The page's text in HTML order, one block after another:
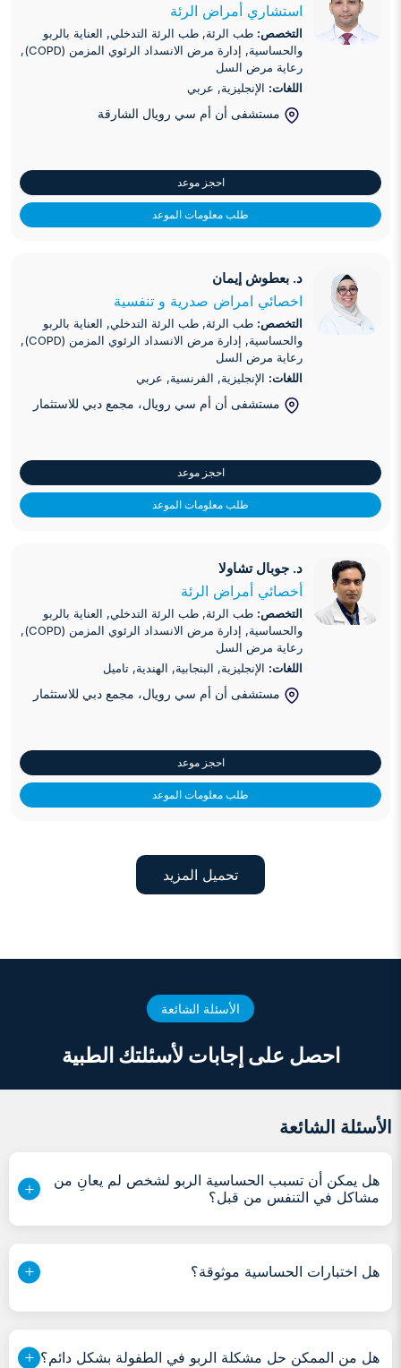
استشاري أمراض الرئة
التخصص: طب الرئة, طب الرئة التدخلي, العناية بالربو
والحساسية, إدارة مرض الانسداد الرئوي المزمن (COPD),
رعاية مرض السل
اللغات: الإنجليزية, عربي
مستشفى أن أم سي رويال الشارقة
احجز موعد
طلب معلومات الموعد
د. بعطوش إيمان
د. بعطوش إيمان
اخصائي امراض صدرية و تنفسية
التخصص: طب الرئة, طب الرئة التدخلي, العناية بالربو
والحساسية, إدارة مرض الانسداد الرئوي المزمن (COPD),
رعاية مرض السل
اللغات: الإنجليزية, الفرنسية, عربي
مستشفى أن أم سي رويال، مجمع دبي للاستثمار
احجز موعد
طلب معلومات الموعد
د. جوبال تشاولا
د. جوبال تشاولا
أخصائي أمراض الرئة
التخصص: طب الرئة, طب الرئة التدخلي, العناية بالربو
والحساسية, إدارة مرض الانسداد الرئوي المزمن (COPD),
رعاية مرض السل
اللغات: الإنجليزية, البنجابية, الهندية, تاميل
مستشفى أن أم سي رويال، مجمع دبي للاستثمار
احجز موعد
طلب معلومات الموعد
تحميل المزيد
الأسئلة الشائعة
احصل على إجابات لأسئلتك الطبية
الأسئلة الشائعة
هل يمكن أن تسبب الحساسية الربو لشخص لم يعانِ من
مشاكل في التنفس من قبل؟
هل اختبارات الحساسية موثوقة؟
هل من الممكن حل مشكلة الربو في الطفولة بشكل دائم؟